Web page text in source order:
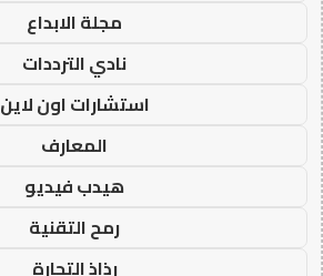
مجلة الابداع
نادي الترددات
استشارات اون لاين
المعارف
هيدب فيديو
رمح التقنية
رذاذ التجارة